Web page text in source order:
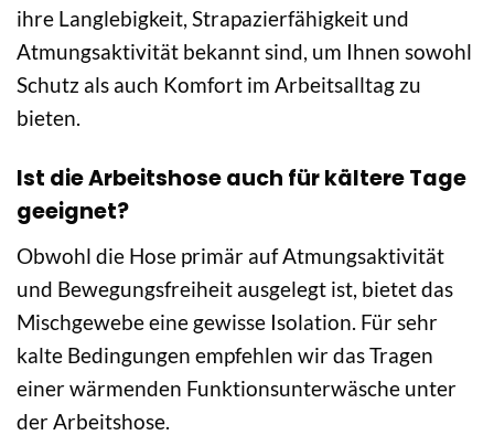
ihre Langlebigkeit, Strapazierfähigkeit und
Atmungsaktivität bekannt sind, um Ihnen sowohl
Schutz als auch Komfort im Arbeitsalltag zu
bieten.
Ist die Arbeitshose auch für kältere Tage
geeignet?
Obwohl die Hose primär auf Atmungsaktivität
und Bewegungsfreiheit ausgelegt ist, bietet das
Mischgewebe eine gewisse Isolation. Für sehr
kalte Bedingungen empfehlen wir das Tragen
einer wärmenden Funktionsunterwäsche unter
der Arbeitshose.